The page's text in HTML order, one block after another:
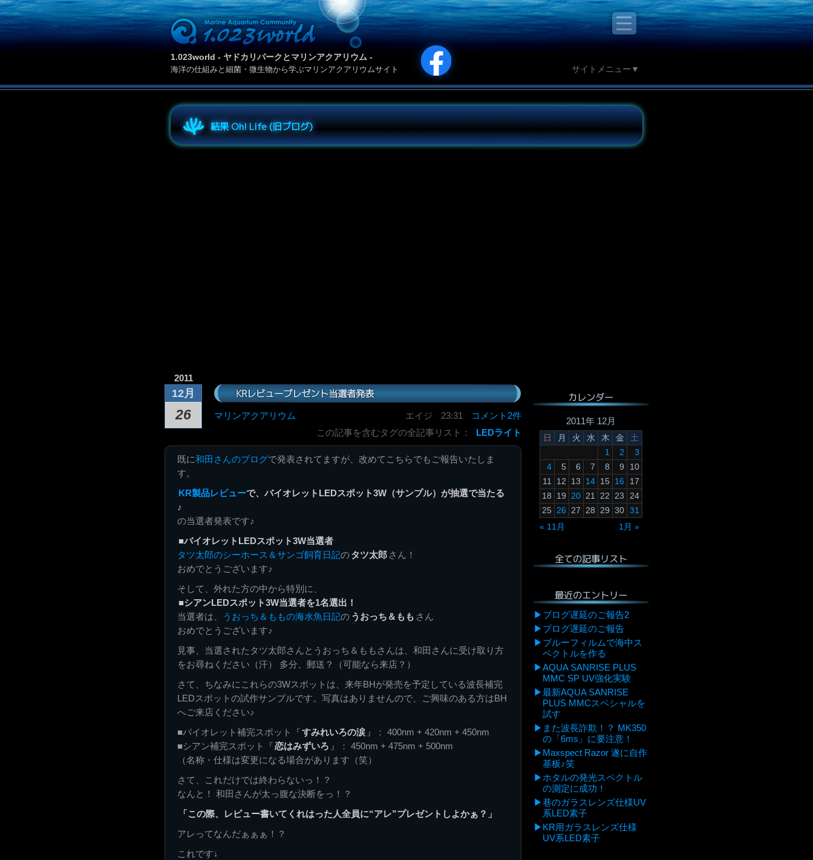
1.023world - ヤドカリパークとマリンアクアリウム -
海洋の仕組みと細菌・微生物から学ぶマリンアクアリウムサイト サイトメニュー▼
結果 Oh! Life (旧ブログ)
2011
12月
26
KRレビュープレゼント当選者発表
マリンアクアリウム エイジ 23:31
コメント2件
この記事を含むタグの全記事リスト：
LEDライト
既に和田さんのブログで発表されてますが、改めてこちらでもご報告いたしま
す。
KR製品レビューで、バイオレットLEDスポット3W（サンプル）が抽選で当たる
♪
の当選者発表です♪
■バイオレットLEDスポット3W当選者
タツ太郎のシーホース＆サンゴ飼育日記のタツ太郎 さん！
おめでとうございます♪
そして、外れた方の中から特別に、
■シアンLEDスポット3W当選者を1名選出！
当選者は、
うおっち＆ももの海水魚日記の うおっち＆もも さん
おめでとうございます♪
見事、当選されたタツ太郎さんとうおっち＆ももさんは、和田さんに受け取り方
をお尋ねください（汗） 多分、郵送？（可能なら来店？）
さて、ちなみにこれらの3Wスポットは、来年BHが発売を予定している波長補完
LEDスポットの試作サンプルです。写真はありませんので、ご興味のある方はBH
へご来店ください♪
■バイオレット補完スポット『すみれいろの涙 』： 400nm + 420nm + 450nm
■シアン補完スポット『恋はみずいろ 』： 450nm + 475nm + 500nm
（名称・仕様は変更になる場合があります（笑）
さて、これだけでは終わらないっ！？
なんと！ 和田さんが太っ腹な決断をっ！？
「この際、レビュー書いてくれはった人全員に“アレ”プレゼントしよかぁ？」
アレってなんだぁぁぁ！？
これです↓
カレンダー
2011年 12月
日 月 火 水 木 金 土
« 11月 1月 »
1 2
3
4
5 6 7 8 9
10
11
12 13 14 15 16
17
18
19 20 21 22 23
24
25 26 27 28 29 30 31
全ての記事リスト
最近のエントリー
ブログ遅延のご報告2
ブログ遅延のご報告
ブルーフィルムで海中ス
ペクトルを作る
AQUA SANRISE PLUS
MMC SP UV強化実験
最新AQUA SANRISE
PLUS MMCスペシャルを
試す
また波長詐欺！？ MK350
の「6ms」に要注意！
Maxspect Razor 遂に自作
基板♪笑
ホタルの発光スペクトル
の測定に成功！
巷のガラスレンズ仕様UV
系LED素子
KR用ガラスレンズ仕様
UV系LED素子